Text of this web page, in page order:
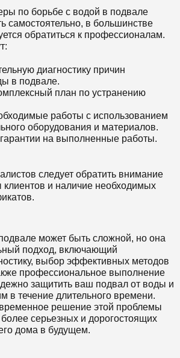
по борьбе с водой в подвале
самостоятельно, в большинстве
обратиться к профессионалам.
диагностику причин
в подвале.
план по устранению
работы с использованием
оборудования и материалов.
на выполненные работы.
следует обратить внимание
клиентов и наличие необходимых
может быть сложной, но она
подход, включающий
выбор эффективных методов
профессиональное выполнение
защитить ваш подвал от воды и
в течение длительного времени.
решение этой проблемы
серьезных и дорогостоящих
дома в будущем.